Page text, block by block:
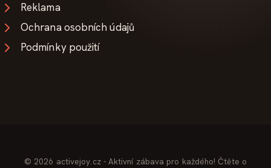
Reklama
Ochrana osobních údajů
Podmínky použití
© 2026 activejoy.cz - Aktivní zábava pro každého! Čtěte o